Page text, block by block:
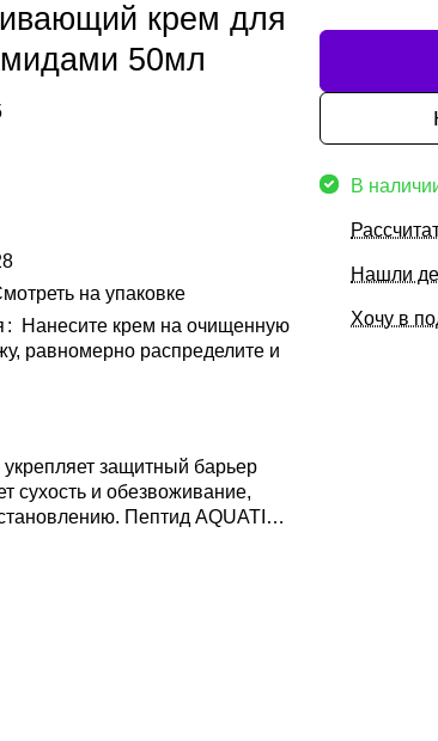
крем для
50мл
на упаковке
:
Нанесите крем на очищенную
равномерно распределите и
защитный барьер
сухость и обезвоживание,
Пептид AQUATIDE
помогая
и аллантоин
В
Нашли
Хочу в